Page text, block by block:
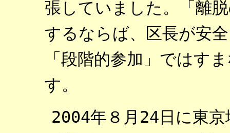
張していました。「離
するならば、区長が安
「段階的参加」ではす
す。
2004年８月24日に東